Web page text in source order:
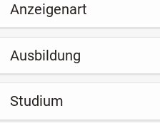
Anzeigenart
Ausbildung
Studium